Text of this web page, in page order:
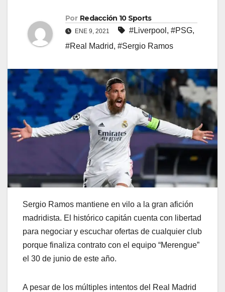
Por Redacción 10 Sports
ENE 9, 2021 #Liverpool , #PSG,
#Real Madrid, #Sergio Ramos
Sergio Ramos mantiene en vilo a la gran afición
madridista. El histórico capitán cuenta con libertad
para negociar y escuchar ofertas de cualquier club
porque finaliza contrato con el equipo “Merengue”
el 30 de junio de este año.
A pesar de los múltiples intentos del Real Madrid